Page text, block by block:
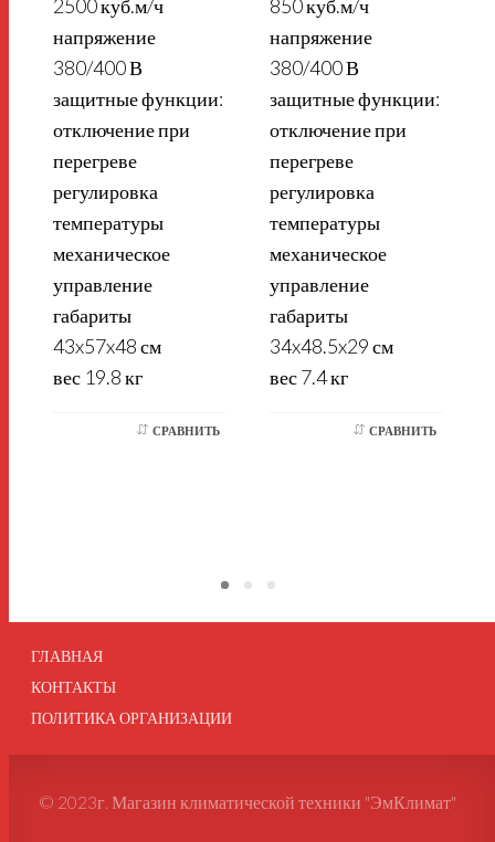
2500 куб.м/ч
напряжение
380/400 В
защитные функции:
отключение при
перегреве
регулировка
температуры
механическое
управление
габариты
43x57x48 см
вес 19.8 кг
СРАВНИТЬ
850 куб.м/ч
напряжение
380/400 В
защитные функции:
отключение при
перегреве
регулировка
температуры
механическое
управление
габариты
34x48.5x29 см
вес 7.4 кг
СРАВНИТЬ
ГЛАВНАЯ
КОНТАКТЫ
ПОЛИТИКА ОРГАНИЗАЦИИ
© 2023г. Магазин климатической техники "ЭмКлимат"